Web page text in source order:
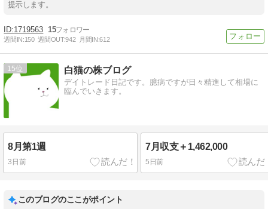
提示します。
1719563 15
週間IN:150 週間OUT:942 月間IN:612
15 白猫の株ブログ
デイトレード日記です。臆病ですが日々精進して相場に
臨んでいきます。
8月第1週
3日前
7月収支＋1,462,000
5日前
このブログのここがポイント